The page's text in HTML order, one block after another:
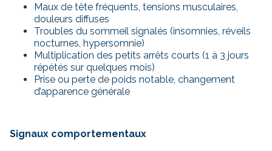
Maux de tête fréquents, tensions musculaires,
douleurs diffuses
Troubles du sommeil signalés (insomnies, réveils
nocturnes, hypersomnie)
Multiplication des petits arrêts courts (1 à 3 jours
répétés sur quelques mois)
Prise ou perte de poids notable, changement
d’apparence générale
Signaux comportementaux